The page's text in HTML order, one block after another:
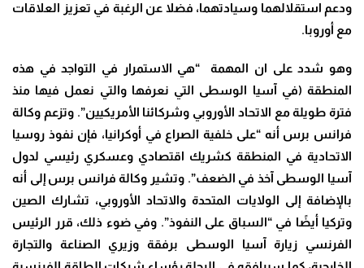
ودعم استقلالهما وسيادتهما، فضلا عن الرغبة في تعزيز العلاقات
مع أوروبا.
وهو شدد على ان المهمة “هي الاستمرار في التواجد في هذه
المنطقة (في آسيا الوسطى التي نعرفها والتي نعمل فيها منذ
فترة طويلة مع الاتحاد الأوروبي وشركائنا الأمريكيين”. وتزعم وكالة
فرانس برس أنه “على خلفية الصراع في أوكرانيا، فإن نفوذ روسيا
الاتحادية في المنطقة كشريك اقتصادي وعسكري رئيسي لدول
آسيا الوسطى آخذ في الضعف”. وتشير وكالة فرانس برس إلى أنه
بالإضافة إلى الولايات المتحدة والاتحاد الأوروبي، تشارك الصين
وتركيا أيضًا في “السباق على النفوذ”. وفي ضوء ذلك، قرر الرئيس
الفرنسي زيارة آسيا الوسطى برفقة وزيري الصناعة والتجارة